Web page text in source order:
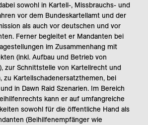
sowohl in Kartell-, Missbrauchs- und
vor dem Bundeskartellamt und der
als auch vor deutschen und vor
Ferner begleitet er Mandanten bei
im Zusammenhang mit
(inkl. Aufbau und Betrieb von
zur Schnittstelle von Kartellrecht und
zu Kartellschadenersatzthemen, bei
in Dawn Raid Szenarien. Im Bereich
kann er auf umfangreiche
sowohl für die öffentliche Hand als
(Beihilfenempfänger wie